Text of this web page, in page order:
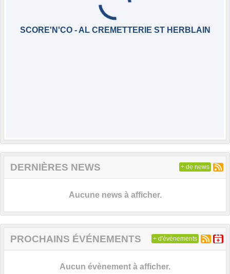
SCORE'N'CO - AL CREMETTERIE ST HERBLAIN
DERNIÈRES NEWS
Aucune news à afficher.
+ de news
PROCHAINS ÉVÉNEMENTS
Aucun évènement à afficher.
+ d'évènements